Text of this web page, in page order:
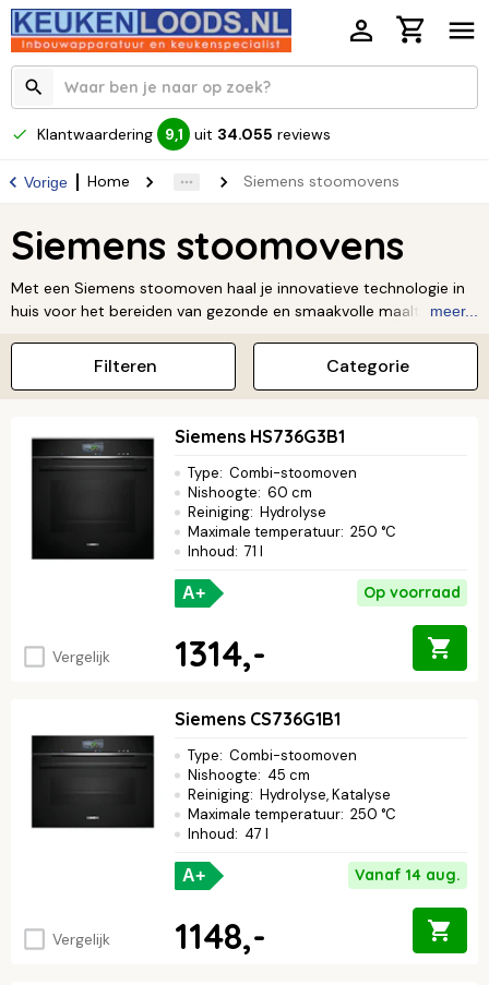
Klantwaardering 9,1 uit 34.055 reviews
Vorige Home Siemens stoomovens
Siemens stoomovens
Met een Siemens stoomoven haal je innovatieve technologie in
huis voor het bereiden van gezonde en smaakvolle maaltijden. Bij
hoogwaardige ovens, waarmee je gerechten perfect stoomt
zonder verlies van vitamines. Bekijk direct ons aanbod en kies de
Siemens stoomoven die naadloos aansluit bij jouw kookwensen.
meer...
Categorie
Filteren
Vergelijk
Siemens HS736G3B1
Type: Combi-stoomoven
Nishoogte: 60 cm
Reiniging: Hydrolyse
Maximale temperatuur: 250 °C
Inhoud: 71 l
A+ Op voorraad
1314,-
Vergelijk
Siemens CS736G1B1
Type: Combi-stoomoven
Nishoogte: 45 cm
Reiniging: Hydrolyse, Katalyse
Maximale temperatuur: 250 °C
Inhoud: 47 l
A+ Vanaf 14 aug.
1148,-